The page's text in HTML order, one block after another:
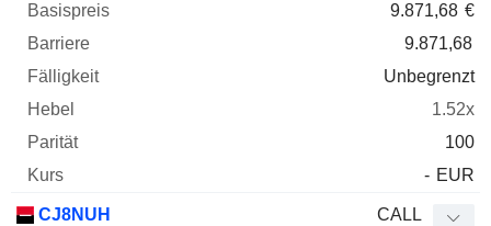
9.871,68 €
9.871,68
Unbegrenzt
1.52x
100
- EUR
CJ8NUH CALL